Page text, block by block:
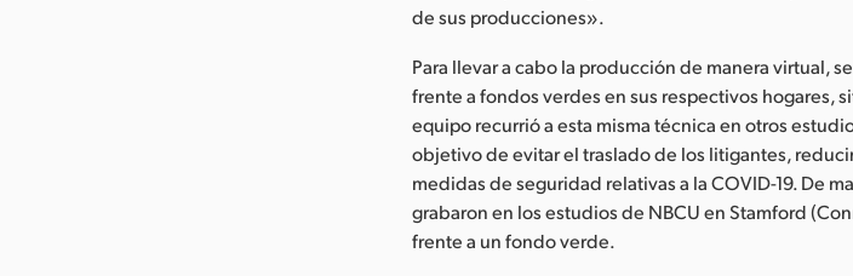
de sus producciones».
Para llevar a cabo la producción de manera virtual,
frente a fondos verdes en sus respectivos hogares,
equipo recurrió a esta misma técnica en otros
objetivo de evitar el traslado de los litigantes,
medidas de seguridad relativas a la COVID-19. De
grabaron en los estudios de NBCU en Stamford
frente a un fondo verde.